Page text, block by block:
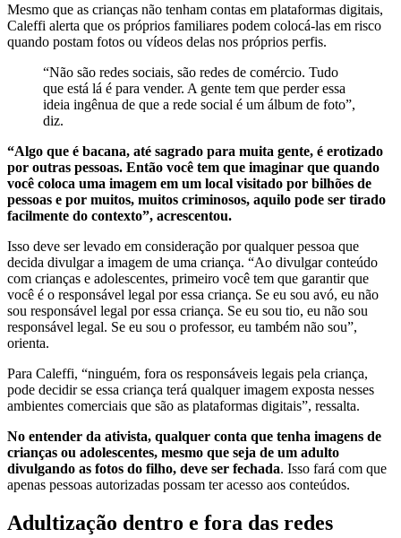
Mesmo que as crianças não tenham contas em plataformas digitais,
Caleffi alerta que os próprios familiares podem colocá-las em risco
quando postam fotos ou vídeos delas nos próprios perfis.
“Não são redes sociais, são redes de comércio. Tudo
que está lá é para vender. A gente tem que perder essa
ideia ingênua de que a rede social é um álbum de foto”,
diz.
“Algo que é bacana, até sagrado para muita gente, é erotizado
por outras pessoas. Então você tem que imaginar que quando
você coloca uma imagem em um local visitado por bilhões de
pessoas e por muitos, muitos criminosos, aquilo pode ser tirado
facilmente do contexto”, acrescentou.
Isso deve ser levado em consideração por qualquer pessoa que
decida divulgar a imagem de uma criança. “Ao divulgar conteúdo
com crianças e adolescentes, primeiro você tem que garantir que
você é o responsável legal por essa criança. Se eu sou avó, eu não
sou responsável legal por essa criança. Se eu sou tio, eu não sou
responsável legal. Se eu sou o professor, eu também não sou”,
orienta.
Para Caleffi, “ninguém, fora os responsáveis legais pela criança,
pode decidir se essa criança terá qualquer imagem exposta nesses
ambientes comerciais que são as plataformas digitais”, ressalta.
No entender da ativista, qualquer conta que tenha imagens de
crianças ou adolescentes, mesmo que seja de um adulto
divulgando as fotos do filho, deve ser fechada. Isso fará com que
apenas pessoas autorizadas possam ter acesso aos conteúdos.
Adultização dentro e fora das redes